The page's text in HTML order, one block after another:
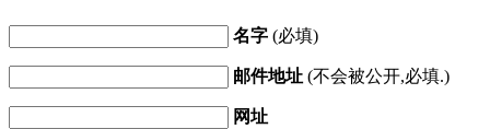
名字 (必填)
邮件地址 (不会被公开,必填.)
网址